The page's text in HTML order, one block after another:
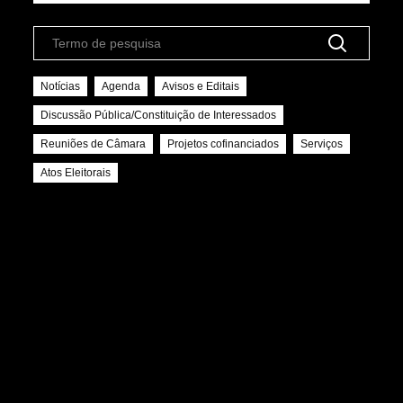
Inserir
texto
para
pesquisar
Notícias Agenda Avisos e Editais
Discussão Pública/Constituição de Interessados
Reuniões de Câmara Projetos cofinanciados Serviços
Atos Eleitorais